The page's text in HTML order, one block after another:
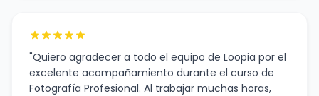
"Quiero agradecer a todo el equipo de Loopia por el
excelente acompañamiento durante el curso de
Fotografía Profesional. Al trabajar muchas horas,